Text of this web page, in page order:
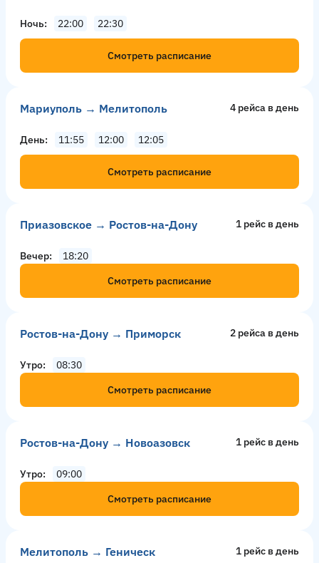
Ночь 22:00 22:30
Смотреть расписание
Мариуполь → Мелитополь 4 рейсa в день
День 11:55 12:00 12:05
Смотреть расписание
Приазовское → Ростов-на-Дону 1 рейс в день
Вечер
18:20
Смотреть расписание
Ростов-на-Дону → Приморск 2 рейсa в день
Утро
08:30
Смотреть расписание
Ростов-на-Дону → Новоазовск 1 рейс в день
Утро
09:00
Смотреть расписание
Мелитополь → Геническ 1 рейс в день